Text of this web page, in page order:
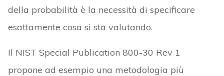
della probabilità è la necessità di specificare
esattamente cosa si sta valutando.
Il NIST Special Publication 800-30 Rev 1
propone ad esempio una metodologia più